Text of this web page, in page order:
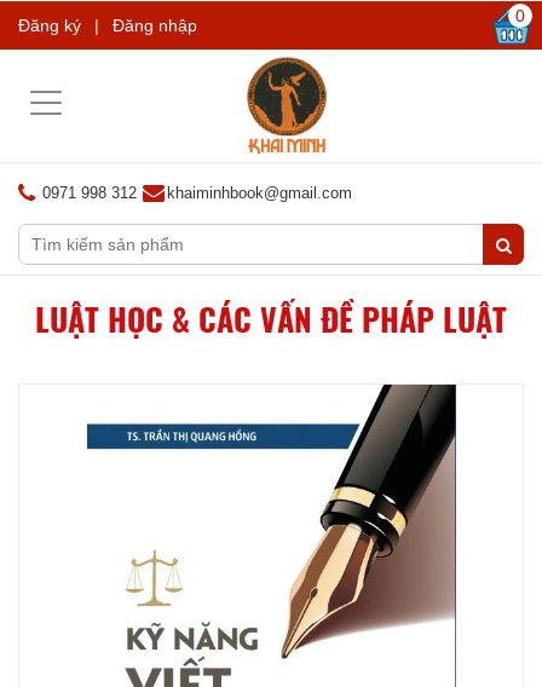
Đăng ký | Đăng nhập 0
Toggle
0971 998 312 khaiminhbook@gmail.com
LUẬT HỌC & CÁC VẤN ĐỀ PHÁP LUẬT